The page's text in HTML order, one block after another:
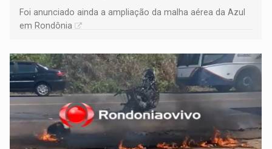
Foi anunciado ainda a ampliação da malha aérea da Azul
em Rondônia